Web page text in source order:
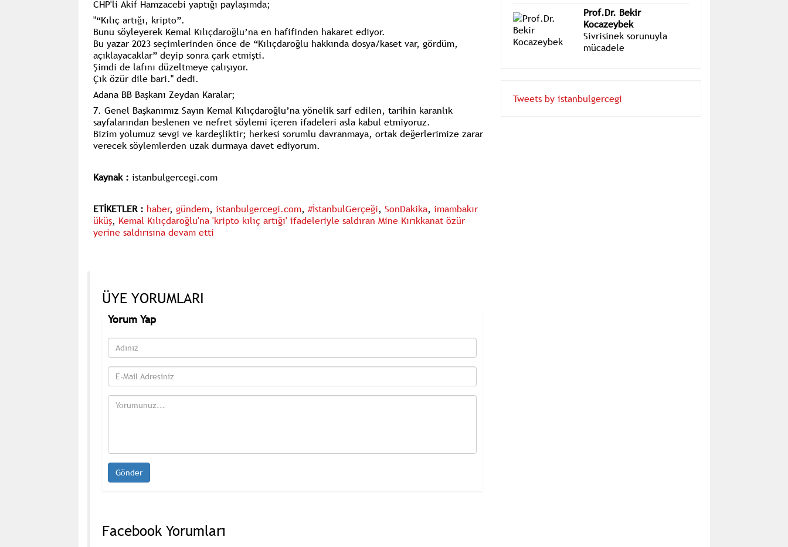
CHP'li Akif Hamzacebi yaptığı paylaşımda;
"“Kılıç artığı, kripto”.
Bunu söyleyerek Kemal Kılıçdaroğlu’na en hafifinden hakaret ediyor.
Bu yazar 2023 seçimlerinden önce de “Kılıçdaroğlu hakkında dosya/kaset var, gördüm,
açıklayacaklar” deyip sonra çark etmişti.
Şimdi de lafını düzeltmeye çalışıyor.
Çık özür dile bari." dedi.
Adana BB Başkanı Zeydan Karalar;
7. Genel Başkanımız Sayın Kemal Kılıçdaroğlu’na yönelik sarf edilen, tarihin karanlık
sayfalarından beslenen ve nefret söylemi içeren ifadeleri asla kabul etmiyoruz.
Bizim yolumuz sevgi ve kardeşliktir; herkesi sorumlu davranmaya, ortak değerlerimize zarar
verecek söylemlerden uzak durmaya davet ediyorum.
Kaynak : istanbulgercegi.com
ETİKETLER : haber, gündem, istanbulgercegi.com, #İstanbulGerçeği, SonDakika, imambakır
üküş, Kemal Kılıçdaroğlu'na 'kripto kılıç artığı' ifadeleriyle saldıran Mine Kırıkkanat özür
yerine saldırısına devam etti
ÜYE YORUMLARI
Yorum Yap
Facebook Yorumları
Bungun
Prof.Dr. Bekir
Kocazeybek
Sivrisinek sorunuyla